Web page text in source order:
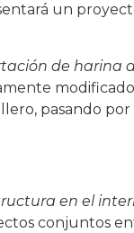
un
de harina
pasando por
en el
conjuntos